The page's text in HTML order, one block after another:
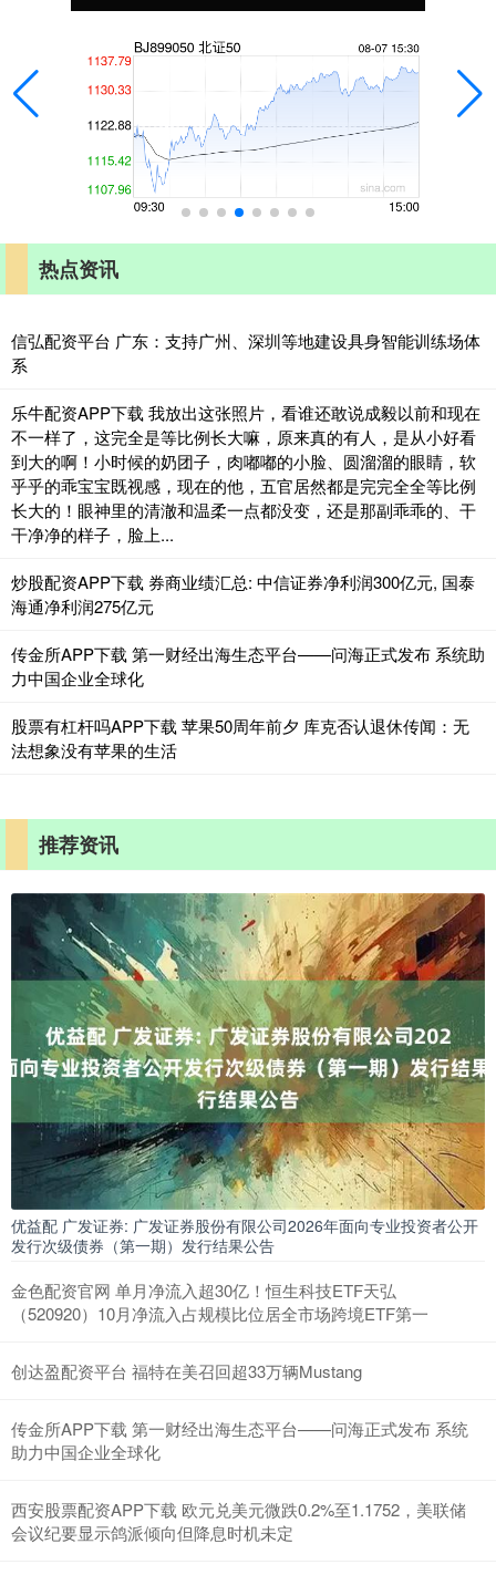
热点资讯
信弘配资平台 广东：支持广州、深圳等地建设具身智能训练场体
系
乐牛配资APP下载 我放出这张照片，看谁还敢说成毅以前和现在
不一样了，这完全是等比例长大嘛，原来真的有人，是从小好看
到大的啊！小时候的奶团子，肉嘟嘟的小脸、圆溜溜的眼睛，软
乎乎的乖宝宝既视感，现在的他，五官居然都是完完全全等比例
长大的！眼神里的清澈和温柔一点都没变，还是那副乖乖的、干
干净净的样子，脸上...
炒股配资APP下载 券商业绩汇总: 中信证券净利润300亿元, 国泰
海通净利润275亿元
传金所APP下载 第一财经出海生态平台——问海正式发布 系统助
力中国企业全球化
股票有杠杆吗APP下载 苹果50周年前夕 库克否认退休传闻：无
法想象没有苹果的生活
推荐资讯
优益配 广发证券: 广发证券股份有限公司2026年面向专业投资者公开
发行次级债券（第一期）发行结果公告
金色配资官网 单月净流入超30亿！恒生科技ETF天弘
（520920）10月净流入占规模比位居全市场跨境ETF第一
创达盈配资平台 福特在美召回超33万辆Mustang
传金所APP下载 第一财经出海生态平台——问海正式发布 系统
助力中国企业全球化
西安股票配资APP下载 欧元兑美元微跌0.2%至1.1752，美联储
会议纪要显示鸽派倾向但降息时机未定